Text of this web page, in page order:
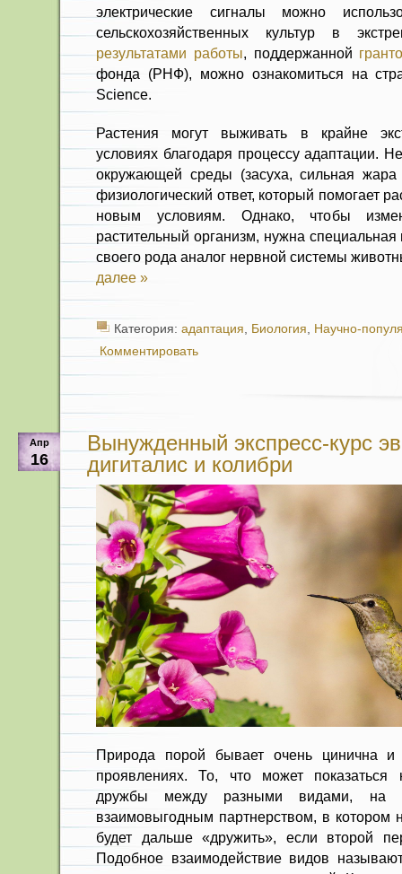
электрические сигналы можно
сельскохозяйственных культур в
результатами работы, поддержанной
фонда (РНФ), можно ознакомиться на
Science.
Растения могут выживать в крайне
условиях благодаря процессу адаптации.
окружающей среды (засуха, сильная жара
физиологический ответ, который помогает
новым условиям. Однако, чтобы
растительный организм, нужна
своего рода аналог нервной системы
далее »
Категория: адаптация, Биология, Научно-
Комментировать
Апр
16
Вынужденный экспресс-курс
дигиталис и колибри
Природа порой бывает очень цинична
проявлениях. То, что может показаться
дружбы между разными видами, на
взаимовыгодным партнерством, в котором
будет дальше «дружить», если второй
Подобное взаимодействие видов